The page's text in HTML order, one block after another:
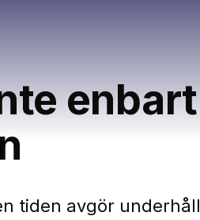
enbart
tiden avgör underhåll